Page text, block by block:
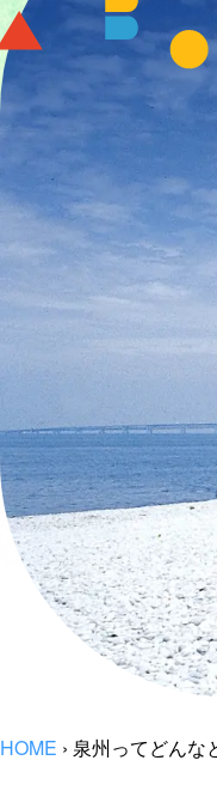
HOME › 泉州ってどんな